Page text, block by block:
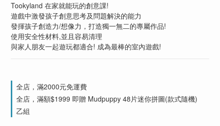
Tookyland 在家就能玩的創意課!
遊戲中激發孩子創意思考及問題解決的能力
發揮孩子創造力/想像力，打造獨一無二的專屬作品!
使用安全性材料,並且容易清理
與家人朋友一起遊玩都適合! 成為最棒的室內遊戲!
全店，滿2000元免運費
全店，滿額$1999 即贈 Mudpuppy 48片迷你拼圖(款式隨機)
乙組